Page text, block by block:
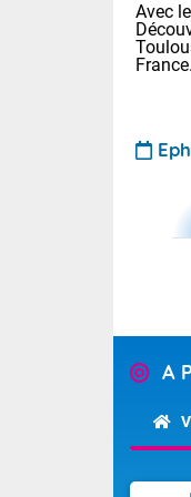
Avec
France.
A